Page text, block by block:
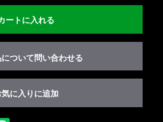
ートに入れる
ついて問い合わせる
に入りに追加